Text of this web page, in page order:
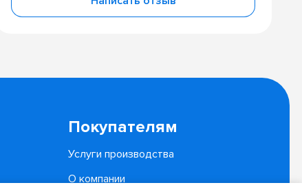
Покупателям
Услуги производства
О компании